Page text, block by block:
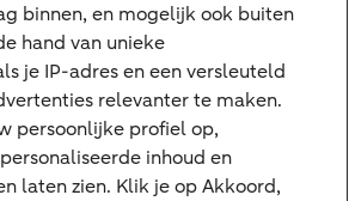
binnen, en mogelijk ook buiten
hand van unieke
je IP-adres en een versleuteld
relevanter te maken.
persoonlijke profiel op,
inhoud en
laten zien. Klik je op Akkoord,